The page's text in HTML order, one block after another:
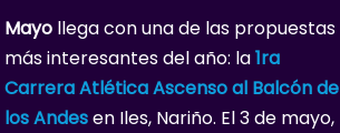
Mayo llega con una de las propuestas
más interesantes del año: la1ra
Carrera Atlética Ascenso al Balcón de
los Andesen Iles, Nariño. El 3 de mayo,